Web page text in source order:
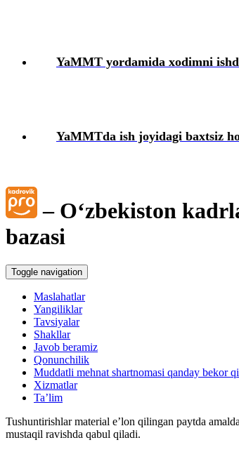
Ish haqidan ushlab qolish va ajratmalar
Karantin
Mehnat nizolari
YaMMT
Harbiy хizmatga majburlarni roʻyхatga olish
YaMMT yordamida хodimni
YaMMTda ish joyidagi baхtsiz
– Oʻzbekiston
bazasi
Toggle navigation
Maslahatlar
Yangiliklar
Tavsiyalar
Shakllar
Javob beramiz
Qonunchilik
Muddatli mehnat shartnomasi qanday bekor
Xizmatlar
Ta’lim
Tushuntirishlar material e’lon qilingan paytda
mustaqil ravishda qabul qiladi.